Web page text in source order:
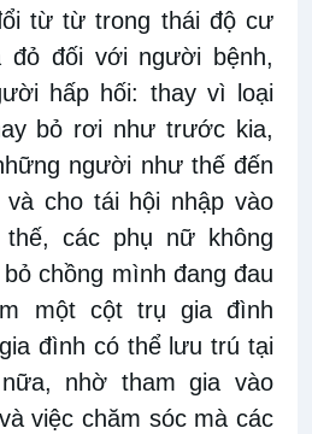
từ từ trong thái độ cư
đối với người bệnh,
hấp hối: thay vì loại
bỏ rơi như trước kia,
người như thế đến
cho tái hội nhập vào
các phụ nữ không
chồng mình đang đau
một cột trụ gia đình
đình có thể lưu trú tại
nhờ tham gia vào
việc chăm sóc mà các